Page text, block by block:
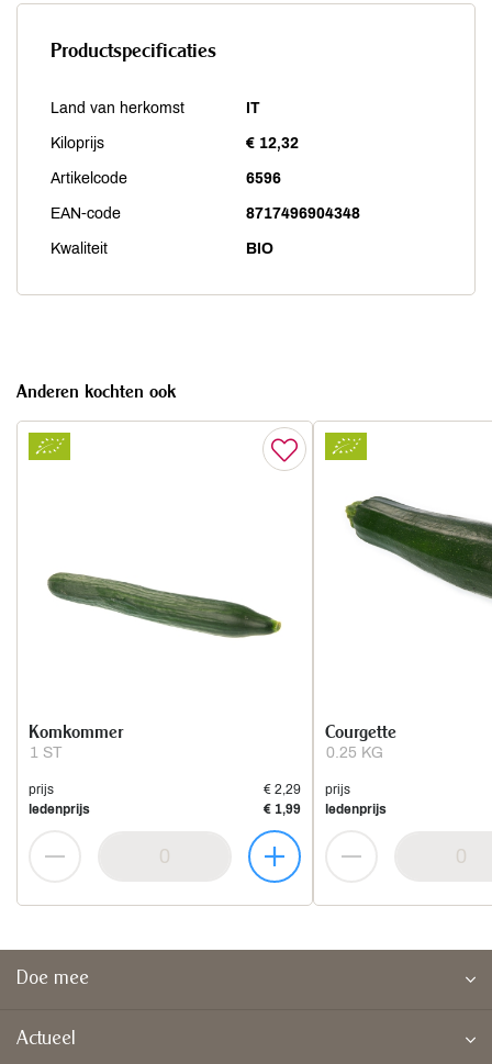
Productspecificaties
Land van herkomst IT
Kiloprijs € 12,32
Artikelcode 6596
EAN-code 8717496904348
Kwaliteit BIO
Anderen kochten ook
1 ST
Komkommer
prijs
€ 2,29
ledenprijs
€ 1,99
0.25 KG
Courgette
prijs
ledenprijs
Doe mee
Actueel